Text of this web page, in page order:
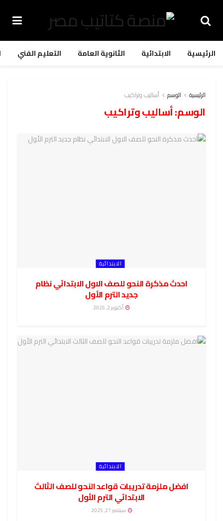
الرئيسية الابتدائية الثانوية العامة التعليم الفني
الرئيسية الوسم أساليب وتراكيب
الوسم:أساليب وتراكيب
الابتدائية
احدث مذكرة النحو للصف الاول الابتدائي نظام
جديد الترم الأول
أكتوبر 2, 2025
الابتدائية
افضل ملزمة تدريبات قواعد النحو للصف الثالث
الابتدائي الترم الأول
سبتمبر 27, 2025